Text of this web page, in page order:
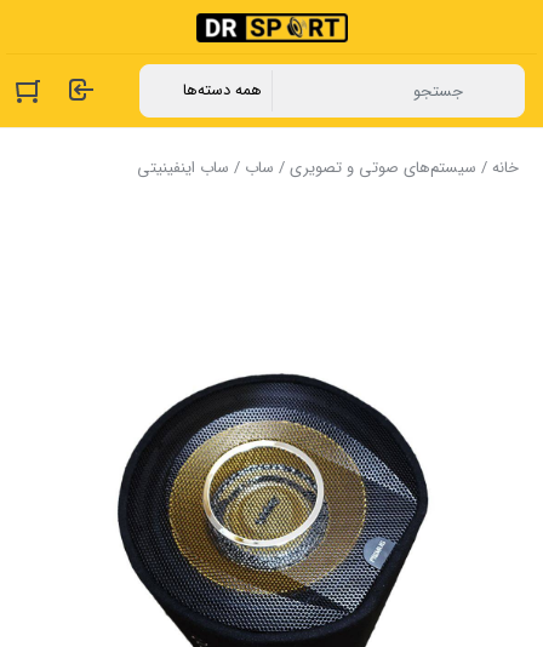
خانه/ سیستم‌های صوتی و تصویری/ ساب / ساب اینفینیتی